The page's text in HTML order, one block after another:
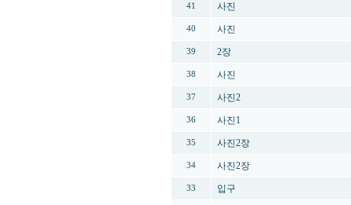
41 사진
40 사진
39 2장
38 사진
37 사진2
36 사진1
35 사진2장
34 사진2장
33 입구